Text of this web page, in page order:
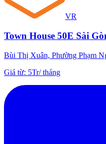
VR
Town House 50E Sài
Bùi Thị Xuân, Phường Phạm
Giá từ: 5Tr/tháng